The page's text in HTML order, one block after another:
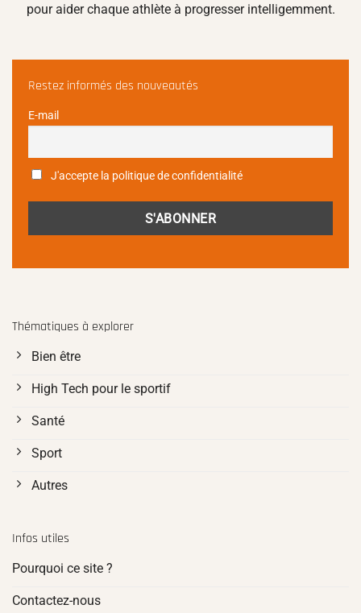
pour aider chaque athlète à progresser intelligemment.
Restez informés des nouveautés
E-mail
J'accepte la politique de confidentialité
Thématiques à explorer
Bien être
High Tech pour le sportif
Santé
Sport
Autres
Infos utiles
Pourquoi ce site ?
Contactez-nous